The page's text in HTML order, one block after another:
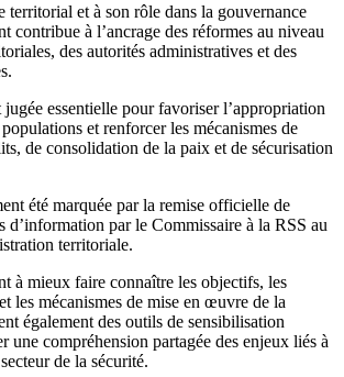
territorial et à son rôle dans la gouvernance
contribue à l’ancrage des réformes au niveau
des autorités administratives et des
essentielle pour favoriser l’appropriation
et renforcer les mécanismes de
de consolidation de la paix et de sécurisation
été marquée par la remise officielle de
d’information par le Commissaire à la RSS au
territoriale.
à mieux faire connaître les objectifs, les
les mécanismes de mise en œuvre de la
également des outils de sensibilisation
une compréhension partagée des enjeux liés à
de la sécurité.